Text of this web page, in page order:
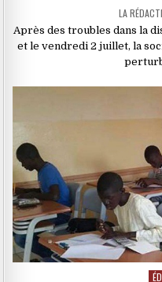
LA
Après des troubles dans la
et le vendredi 2 juillet, la